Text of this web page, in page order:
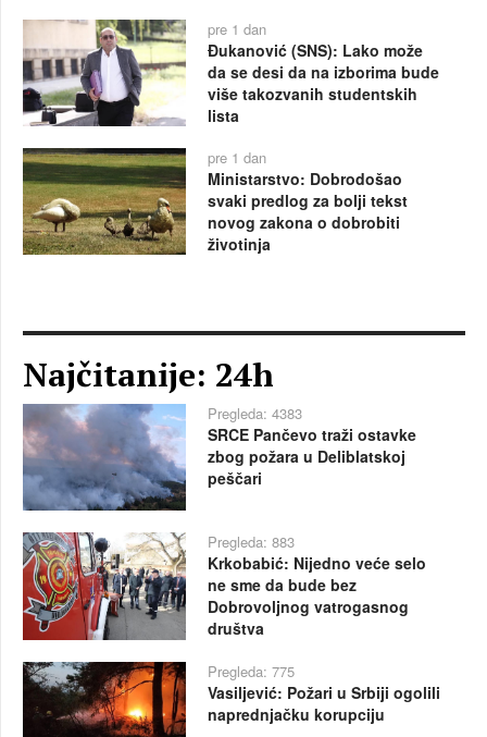
pre 1 dan
Đukanović (SNS): Lako može
da se desi da na izborima bude
više takozvanih studentskih
lista
pre 1 dan
Ministarstvo: Dobrodošao
svaki predlog za bolji tekst
novog zakona o dobrobiti
životinja
Najčitanije: 24h
Pregleda: 4383
SRCE Pančevo traži ostavke
zbog požara u Deliblatskoj
peščari
Pregleda: 883
Krkobabić: Nijedno veće selo
ne sme da bude bez
Dobrovoljnog vatrogasnog
društva
Pregleda: 775
Vasiljević: Požari u Srbiji ogolili
naprednjačku korupciju